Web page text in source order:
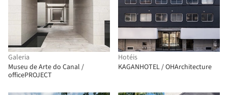
Galeria
Museu de Arte do Canal /
officePROJECT
Hotéis
KAGANHOTEL / OHArchitecture